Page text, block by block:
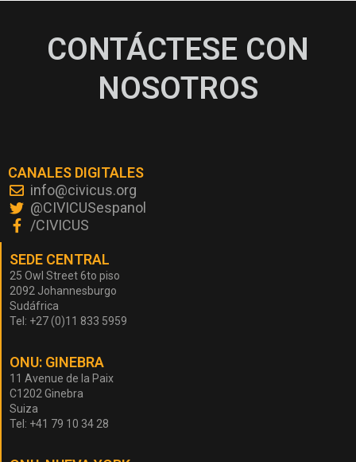
CONTÁCTESE CON
NOSOTROS
CANALES DIGITALES
info@civicus.org
@CIVICUSespanol
/CIVICUS
SEDE CENTRAL
25 Owl Street 6to piso
2092 Johannesburgo
Sudáfrica
Tel: +27 (0)11 833 5959
ONU: GINEBRA
11 Avenue de la Paix
C1202 Ginebra
Suiza
Tel: +41 79 10 34 28